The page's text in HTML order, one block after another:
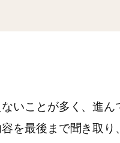
いことが多く、進
を最後まで聞き取